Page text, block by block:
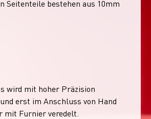
Seitenteile bestehen aus 10mm
wird mit hoher Präzision
erst im Anschluss von Hand
mit Furnier veredelt.